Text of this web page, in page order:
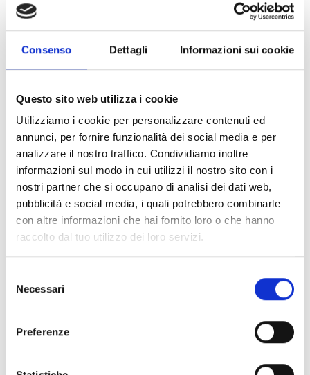
Consenso Dettagli Informazioni sui cookie
Questo sito web utilizza i cookie
Utilizziamo i cookie per personalizzare contenuti ed
annunci, per fornire funzionalità dei social media e per
analizzare il nostro traffico. Condividiamo inoltre
informazioni sul modo in cui utilizzi il nostro sito con i
nostri partner che si occupano di analisi dei dati web,
pubblicità e social media, i quali potrebbero combinarle
con altre informazioni che hai fornito loro o che hanno
raccolto dal tuo utilizzo dei loro servizi.
delNecessari
Preferenze
Zubehör für EB00-Meldersockel - Materialien(47)
Dokumente (6992)
Alle auswählen
Melden Sie sich an, bevor Sie Inhalte über das Symbol
herunterladen lock